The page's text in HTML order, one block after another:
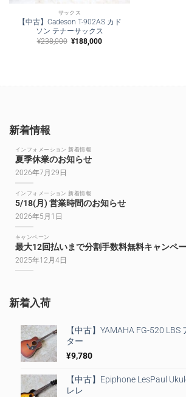
サックス
【中古】Cadeson T-902AS カド
ソン テナーサックス
¥238,000 元
¥188,000現
新着情報
インフォメーション 新着情報
夏季休業のお知らせ
2026年7月29日
インフォメーション 新着情報
5/18(月) 営業時間のお知らせ
2026年5月1日
キャンペーン
最大12回払いまで分割手数料無料キャンペ
2025年12月4日
新着入荷
【中古】YAMAHA FG-520
ター
¥9,780
【中古】Epiphone LesPaul
レレ